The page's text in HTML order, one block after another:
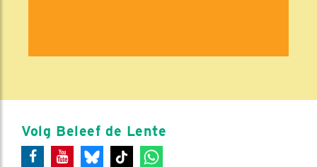
Volg Beleef de Lente